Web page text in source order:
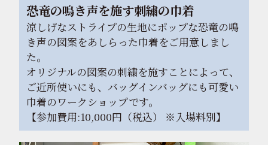
恐竜の鳴き声を施す刺繍の巾着
涼しげなストライプの生地にポップな恐竜の鳴
き声の図案をあしらった巾着をご用意しまし
た。
オリジナルの図案の刺繍を施すことによって、
ご近所使いにも、バッグインバッグにも可愛い
巾着のワークショップです。
【参加費用:10,000円（税込） ※入場料別】